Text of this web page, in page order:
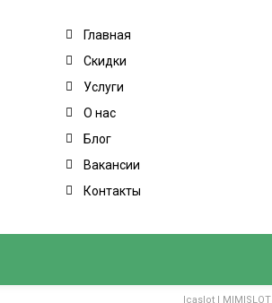
Главная
Скидки
Услуги
О нас
Блог
Вакансии
Контакты
Icaslot | MIMISLOT